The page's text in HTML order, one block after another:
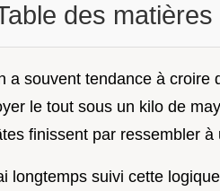
des matières
a souvent tendance à croire
le tout sous un kilo de
finissent par ressembler
longtemps suivi cette